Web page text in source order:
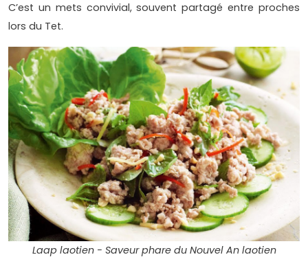
C’est un mets convivial, souvent partagé entre proches
lors du Tet.
Laap laotien - Saveur phare du Nouvel An laotien